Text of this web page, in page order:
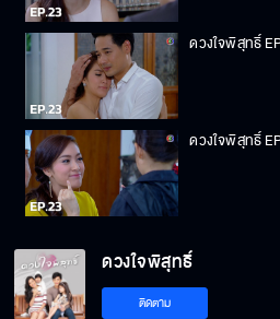
ดวงใจพิสุทธิ์
ดวงใจพิสุทธิ์
ดวงใจพิสุทธิ์
ติดตาม